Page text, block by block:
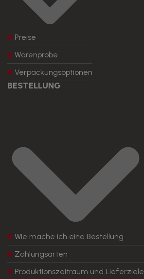
Preise
Warenprobe
Verpackungsoptionen
BESTELLUNG
Wie mache ich eine Bestellung
Zahlungsarten
Produktionszeitraum und Lieferziele